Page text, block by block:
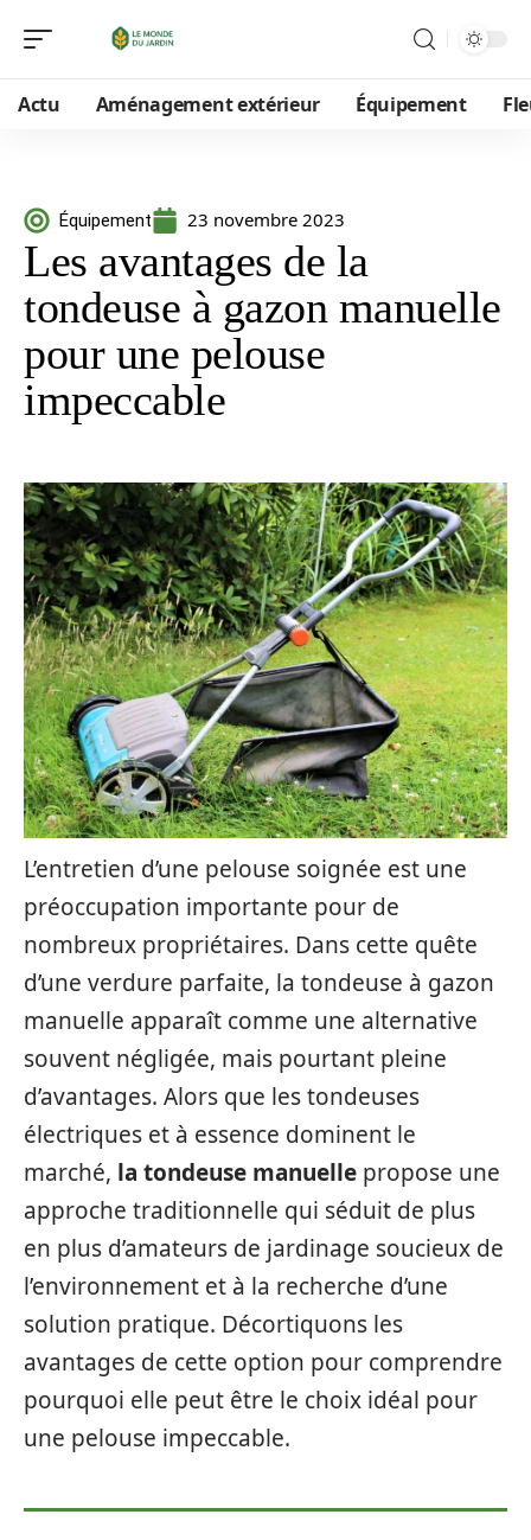
Actu Aménagement extérieur Équipement
Équipement 23 novembre 2023
Les avantages de la
tondeuse à gazon manuelle
pour une pelouse
impeccable
L’entretien d’une pelouse soignée est une
préoccupation importante pour de
nombreux propriétaires. Dans cette quête
d’une verdure parfaite, la tondeuse à gazon
manuelle apparaît comme une alternative
souvent négligée, mais pourtant pleine
d’avantages. Alors que les tondeuses
électriques et à essence dominent le
marché, la tondeuse manuelle propose une
approche traditionnelle qui séduit de plus
en plus d’amateurs de jardinage soucieux de
l’environnement et à la recherche d’une
solution pratique. Décortiquons les
avantages de cette option pour comprendre
pourquoi elle peut être le choix idéal pour
une pelouse impeccable.